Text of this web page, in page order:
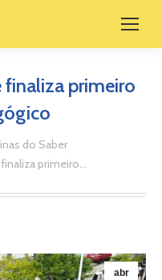
primeiro
do Saber
primeiro…
abr